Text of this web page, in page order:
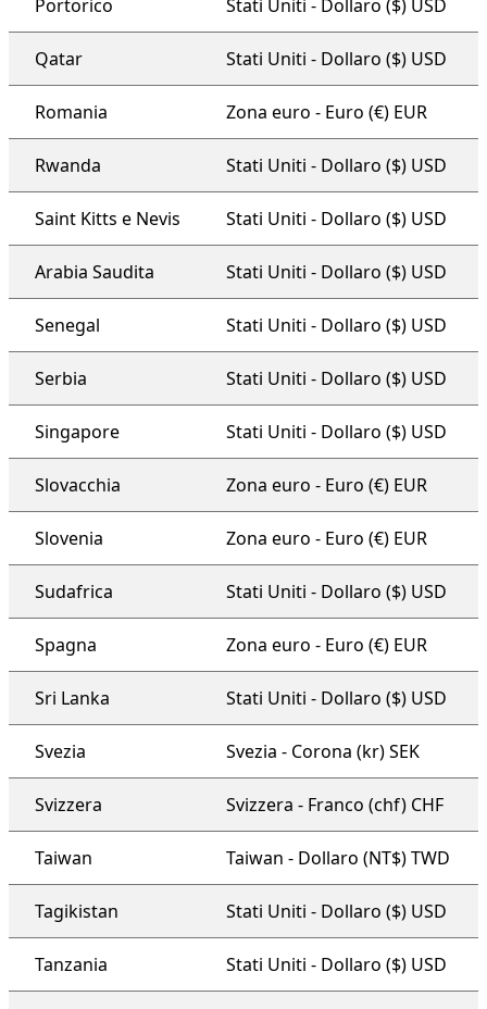
Portorico Stati Uniti - Dollaro ($) USD
Qatar Stati Uniti - Dollaro ($) USD
Romania Zona euro - Euro (€) EUR
Rwanda Stati Uniti - Dollaro ($) USD
Saint Kitts e Nevis Stati Uniti - Dollaro ($) USD
Arabia Saudita Stati Uniti - Dollaro ($) USD
Senegal Stati Uniti - Dollaro ($) USD
Serbia Stati Uniti - Dollaro ($) USD
Singapore Stati Uniti - Dollaro ($) USD
Slovacchia Zona euro - Euro (€) EUR
Slovenia Zona euro - Euro (€) EUR
Sudafrica Stati Uniti - Dollaro ($) USD
Spagna Zona euro - Euro (€) EUR
Sri Lanka Stati Uniti - Dollaro ($) USD
Svezia Svezia - Corona (kr) SEK
Svizzera Svizzera - Franco (chf) CHF
Taiwan Taiwan - Dollaro (NT$) TWD
Tagikistan Stati Uniti - Dollaro ($) USD
Tanzania Stati Uniti - Dollaro ($) USD